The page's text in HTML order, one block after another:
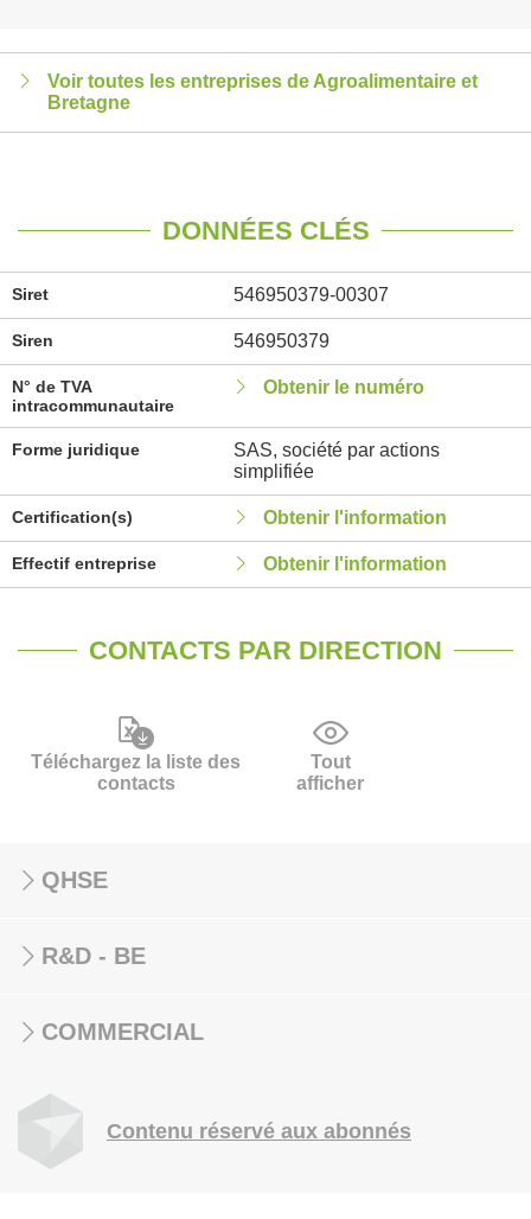
Voir toutes les entreprises de Agroalimentaire et
Bretagne
DONNÉES CLÉS
Siret 546950379-00307
Siren 546950379
N° de TVA
intracommunautaire
Obtenir le numéro
Forme juridique
SAS, société par actions
simplifiée
Certification(s) Obtenir l'information
Effectif entreprise Obtenir l'information
CONTACTS PAR DIRECTION
Téléchargez la liste des
contacts
Tout
afficher
QHSE
R&D - BE
COMMERCIAL
Contenu réservé aux abonnés